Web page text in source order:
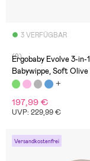
3 VERFÜGBAR
(9)
Ergobaby Evolve 3-in-1
Babywippe, Soft Olive
197,99 €
UVP: 229,99 €
Versandkostenfrei